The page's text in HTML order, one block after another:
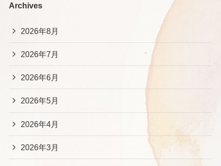
Archives
2026年8月
2026年7月
2026年6月
2026年5月
2026年4月
2026年3月